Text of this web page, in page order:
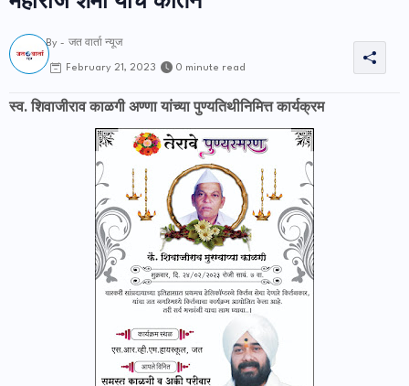
By - जत वार्ता न्यूज
February 21, 2023 0 minute read
स्व. शिवाजीराव काळगी अण्णा यांच्या पुण्यतिथीनिमित्त कार्यक्रम